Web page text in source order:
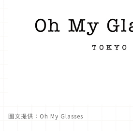
圖文提供：Oh My Glasses